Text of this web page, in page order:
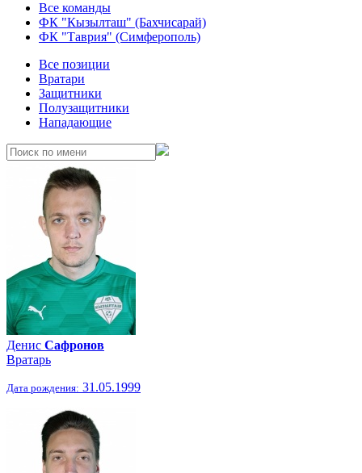
Все команды
ФК "Кызылташ" (Бахчисарай)
ФК "Таврия" (Симферополь)
Все позиции
Вратари
Защитники
Полузащитники
Нападающие
Денис Сафронов
Вратарь
Дата рождения: 31.05.1999